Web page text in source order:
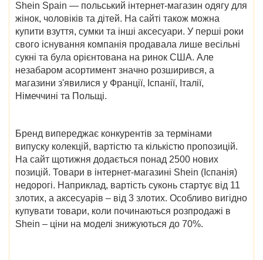
Shein Spain — польський інтернет-магазин одягу для
жінок, чоловіків та дітей. На сайті також можна
купити взуття, сумки та інші аксесуари. У перші роки
свого існування компанія продавала лише весільні
сукні та була орієнтована на ринок США. Але
незабаром асортимент значно розширився, а
магазини з'явилися у Франції, Іспанії, Італії,
Німеччині та Польщі.
Бренд випереджає конкурентів за термінами
випуску колекцій, вартістю та кількістю пропозицій.
На сайт щотижня додається понад 2500 нових
позицій. Товари в інтернет-магазині Shein (Іспанія)
недорогі. Наприклад, вартість суконь стартує від 11
злотих, а аксесуарів – від 3 злотих. Особливо вигідно
купувати товари, коли починаються розпродажі в
Shein – ціни на моделі знижуються до 70%.